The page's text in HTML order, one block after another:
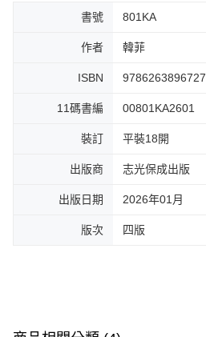
書號 801KA
作者 韓菲
ISBN 9786263896727
11碼書編 00801KA2601
裝訂 平裝18開
出版商 志光保成出版
出版日期 2026年01月
版次 四版